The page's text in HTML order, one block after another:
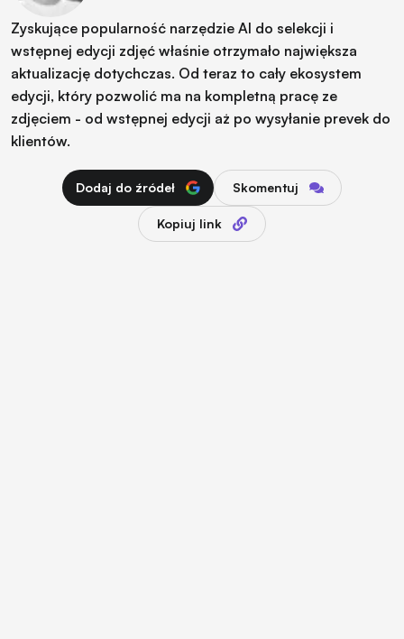
Zyskujące popularność narzędzie AI do selekcji i
wstępnej edycji zdjęć właśnie otrzymało największa
aktualizację dotychczas. Od teraz to cały ekosystem
edycji, który pozwolić ma na kompletną pracę ze
zdjęciem - od wstępnej edycji aż po wysyłanie prevek do
klientów.
Dodaj do źródeł Skomentuj
Kopiuj link